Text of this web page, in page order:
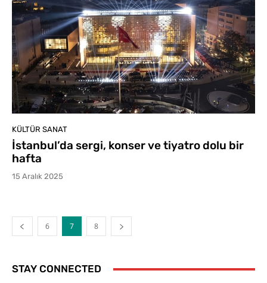
KÜLTÜR SANAT
İstanbul’da sergi, konser ve tiyatro dolu bir
hafta
15 Aralık 2025
6 7 8
STAY CONNECTED